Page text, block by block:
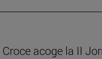
acoge la II